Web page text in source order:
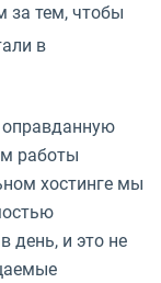
за тем, чтобы
в
работы
хостинге мы
день, и это не